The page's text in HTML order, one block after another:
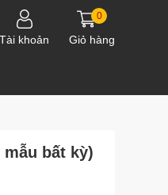
Tài khoản
0
Giỏ hàng
bất kỳ)